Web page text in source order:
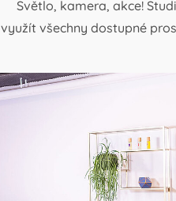
Světlo, kamera, akce!
využít všechny dostupné